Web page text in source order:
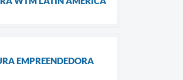
EMPREENDEDORA